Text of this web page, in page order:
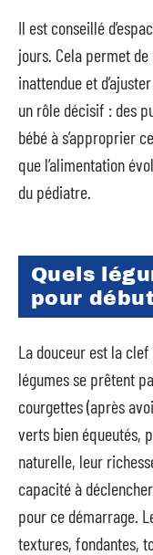
Il est conseillé
jours. Cela permet
inattendue et
un rôle décisif : des
bébé à s’approprier
que l’alimentation
du pédiatre.
Quels
pour
La douceur est la
légumes se prêtent
courgettes (après
verts bien équeutés,
naturelle, leur
capacité à
pour ce démarrage.
textures, fondantes,